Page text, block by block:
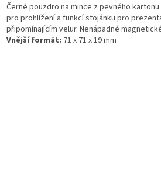
Černé pouzdro na mince z pevného
pro prohlížení a funkcí stojánku pro
připomínajícím velur. Nenápadné
Vnější formát: 71 x 71 x 19 mm